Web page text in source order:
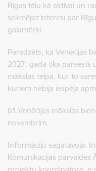
Rīgas tēlu kā aktīvai un
sekmējot interesi par
galamērķi.
Paredzēts, ka Venēcijas
2027. gadā tiks pārvests
mākslas telpā, kur to
kuriem nebija iespēja
61.Venēcijas mākslas
novembrim.
Informāciju sagatavoja:
Komunikācijas pārvaldes